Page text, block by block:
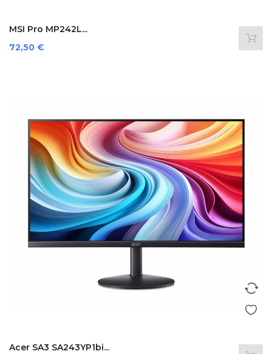
MSI Pro MP242L...
Preis
72,50 €
Acer SA3 SA243YP1bi...